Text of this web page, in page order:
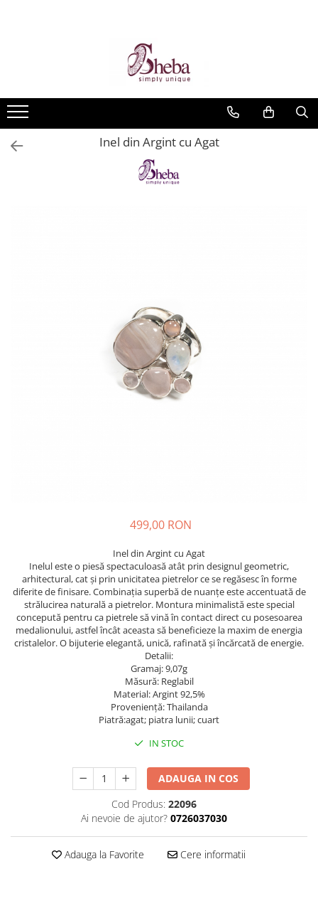
Inel din Argint cu Agat
499,00 RON
Inel din Argint cu Agat
Inelul este o piesă spectaculoasă atât prin designul geometric,
arhitectural, cat și prin unicitatea pietrelor ce se regăsesc în forme
diferite de finisare. Combinația superbă de nuanțe este accentuată de
strălucirea naturală a pietrelor. Montura minimalistă este special
concepută pentru ca pietrele să vină în contact direct cu posesoarea
medalionului, astfel încât aceasta să beneficieze la maxim de energia
cristalelor. O bijuterie elegantă, unică, rafinată și încărcată de energie.
Detalii:
Gramaj: 9,07g
Măsură: Reglabil
Material: Argint 92,5%
Provenienţă: Thailanda
Piatră:agat; piatra lunii; cuart
IN STOC
ADAUGA IN COS
Cod Produs: 22096
Ai nevoie de ajutor? 0726037030
Adauga la Favorite Cere informatii